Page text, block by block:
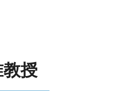
教授